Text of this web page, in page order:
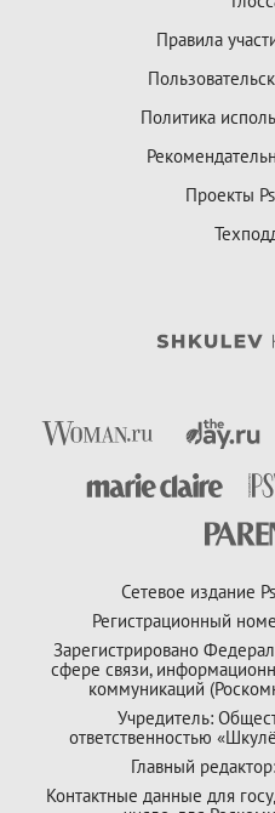
Правила
Политика
Проекты
Сетевое издание
Регистрационный
Зарегистрировано
сфере связи,
коммуникаций
Учредитель:
ответственностью
Главный
Контактные данные для